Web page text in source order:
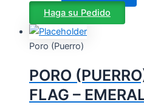
Haga su Pedido
Poro (Puerro)
PORO
FLAG –